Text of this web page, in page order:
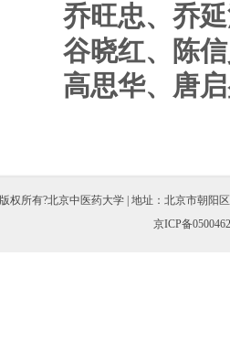
乔旺忠、乔
谷晓红、陈
高思华、唐
版权所有?北京中医药大学 | 地址：北京市朝阳
京ICP备